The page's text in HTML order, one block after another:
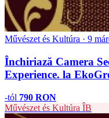
Művészet és Kultúra · 9
Închiriază Camera
Experience. la
-tól 790 RON
Művészet és Kultúra ÎB